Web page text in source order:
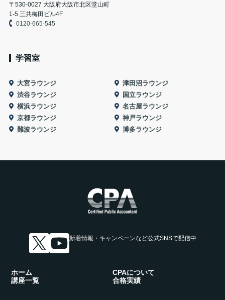
〒530-0027 大阪府大阪市北区堂山町
1-5 三共梅田ビル4F
0120-665-545
学習室
大宮ラウンジ
津田沼ラウンジ
渋谷ラウンジ
国立ラウンジ
横浜ラウンジ
名古屋ラウンジ
京都ラウンジ
神戸ラウンジ
難波ラウンジ
博多ラウンジ
新着情報・キャンペーンなど公式SNSで配信中
ホーム
CPAについて
講座一覧
合格実績